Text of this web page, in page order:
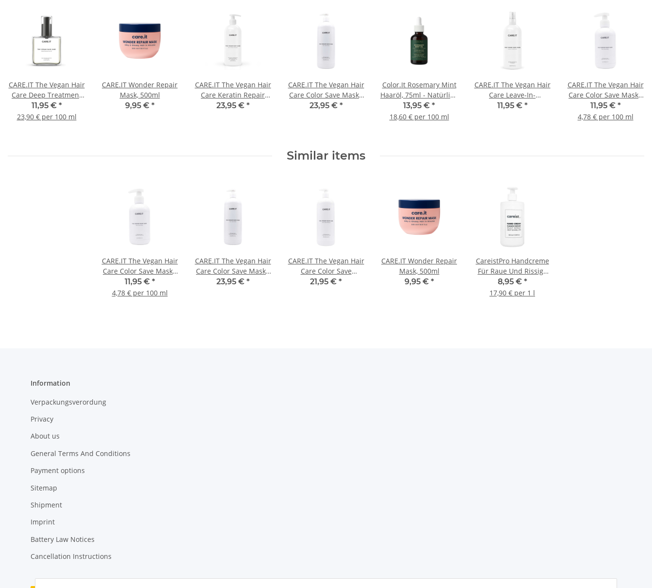
CARE.IT The Vegan Hair
Care Deep Treatment
Hair Oil 50ml
11,95 € *
23,90 € per 100 ml
CARE.IT Wonder Repair
Mask, 500ml
9,95 € *
CARE.IT The Vegan Hair
Care Keratin Repair
Maske 1000ml
23,95 € *
CARE.IT The Vegan Hair
Care Color Save Maske
1000ml
23,95 € *
Color.It Rosemary Mint
Haaröl, 75ml - Natürlich
& Vegan - Kräftigt
Haarwachstum, Pflegt
13,95 € *
18,60 € per 100 ml
CARE.IT The Vegan Hair
Care Leave-In-
Conditioner 400ml
11,95 € *
CARE.IT The Vegan Hair
Care Color Save Maske
250ml
11,95 € *
4,78 € per 100 ml
Similar items
CARE.IT The Vegan Hair
Care Color Save Maske
250ml
11,95 € *
4,78 € per 100 ml
CARE.IT The Vegan Hair
Care Color Save Maske
1000ml
23,95 € *
CARE.IT The Vegan Hair
Care Color Save
Shampoo 1000ml
21,95 € *
CARE.IT Wonder Repair
Mask, 500ml
9,95 € *
CareistPro Handcreme
Für Raue Und Rissige
Hände, 500ml
8,95 € *
17,90 € per 1 l
Information
Verpackungsverordung
Privacy
About us
General Terms And Conditions
Payment options
Sitemap
Shipment
Imprint
Battery Law Notices
Cancellation Instructions